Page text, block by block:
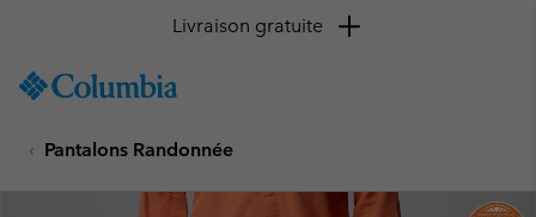
TO
SKIP
Livraison gratuite
Pantalons Randonnée